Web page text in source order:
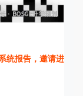
统报告，邀请进